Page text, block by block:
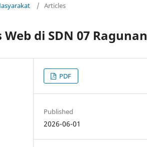
/ Articles
di SDN 07 Ragunan
PDF
Published
2026-06-01